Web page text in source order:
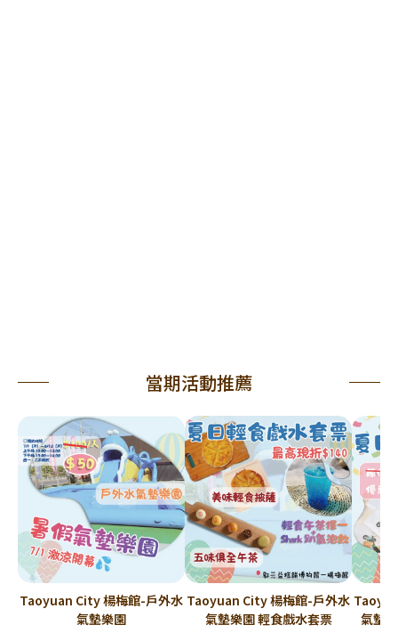
當期活動推薦
Taoyuan City 楊梅館-戶外水
氣墊樂園
Taoyuan City 楊梅館-戶外水
氣墊樂園 輕食戲水套票
Taoyuan City
氣墊